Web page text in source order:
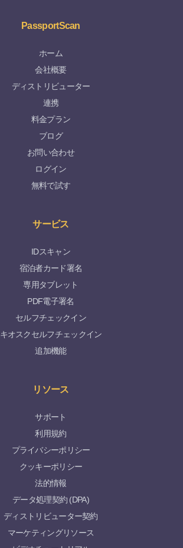
PassportScan
ホーム
会社概要
ディストリビューター
連携
料金プラン
ブログ
お問い合わせ
ログイン
無料で試す
サービス
IDスキャン
宿泊者カード署名
専用タブレット
PDF電子署名
セルフチェックイン
キオスクセルフチェックイン
追加機能
リソース
サポート
利用規約
プライバシーポリシー
クッキーポリシー
法的情報
データ処理契約 (DPA)
ディストリビューター契約
マーケティングリソース